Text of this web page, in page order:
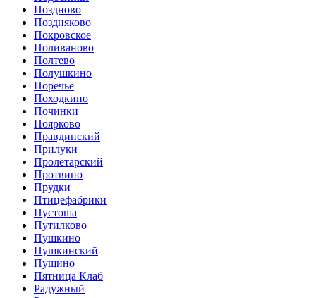
Поздново
Поздняково
Покровское
Поливаново
Полтево
Полушкино
Поречье
Походкино
Починки
Поярково
Правдинский
Прилуки
Пролетарский
Протвино
Прудки
Птицефабрики
Пустоша
Путилково
Пушкино
Пушкинский
Пущино
Пятница Клаб
Радужный